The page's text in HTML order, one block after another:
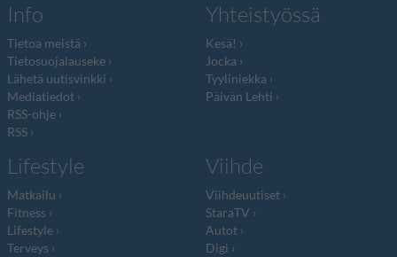
Info
Tietoa meistä
Tietosuojalauseke
Lähetä uutisvinkki
Mediatiedot
RSS-ohje
RSS
Yhteistyössä
Kesä!
Jocka
Tyyliniekka
Päivän Lehti
Lifestyle
Matkailu
Fitness
Lifestyle
Terveys
Viihde
Viihdeuutiset
StaraTV
Autot
Digi